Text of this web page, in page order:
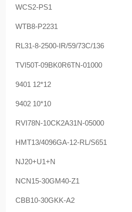
WCS2-PS1
WTB8-P2231
RL31-8-2500-IR/59/73C/136
TVI50T-09BK0R6TN-01000
9401 12*12
9402 10*10
RVI78N-10CK2A31N-05000
HMT13/4096GA-12-RL/S651
NJ20+U1+N
NCN15-30GM40-Z1
CBB10-30GKK-A2